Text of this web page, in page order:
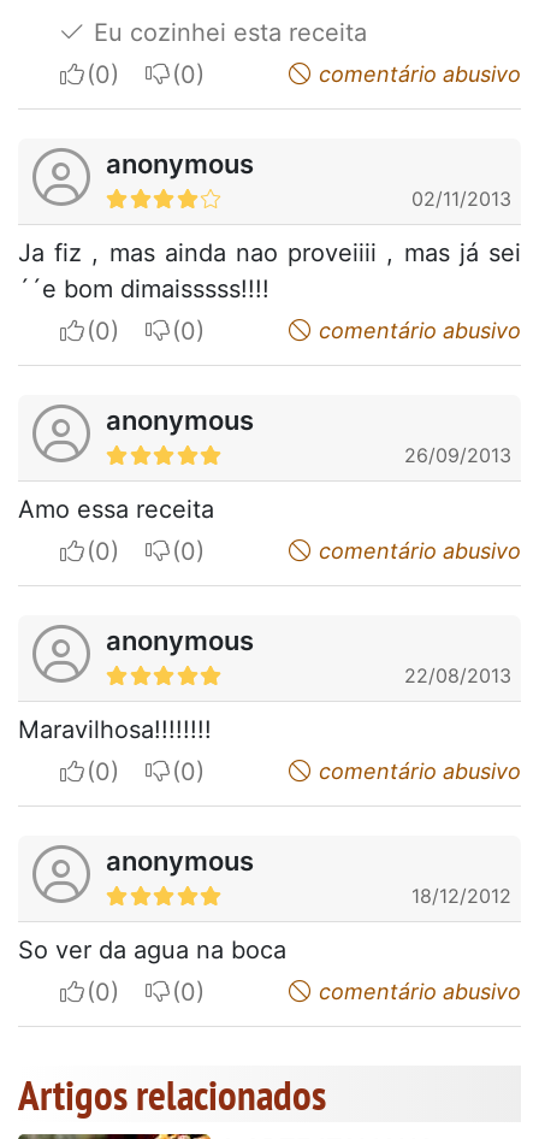
Eu cozinhei esta receita
I apreciateI do not appreciatecomentário abusivo
anonymous
02/11/2013
Ja fiz , mas ainda nao proveiiii , mas já sei
´´e bom dimaisssss!!!!
I apreciateI do not appreciatecomentário abusivo
anonymous
26/09/2013
Amo essa receita
I apreciateI do not appreciatecomentário abusivo
anonymous
22/08/2013
Maravilhosa!!!!!!!!
I apreciateI do not appreciatecomentário abusivo
anonymous
18/12/2012
So ver da agua na boca
I apreciateI do not appreciatecomentário abusivo
Artigos relacionados